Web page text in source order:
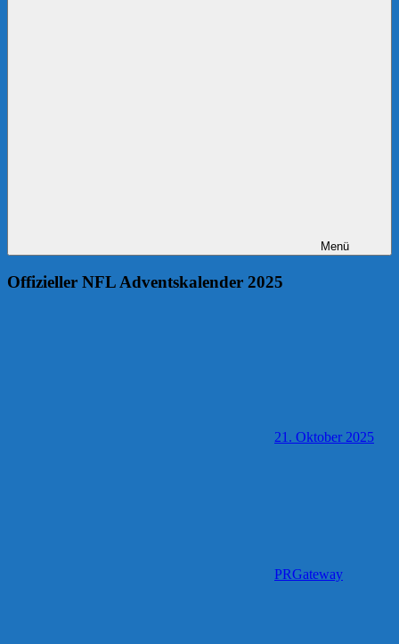
Menü
Offizieller NFL Adventskalender 2025
21. Oktober 2025
PRGateway